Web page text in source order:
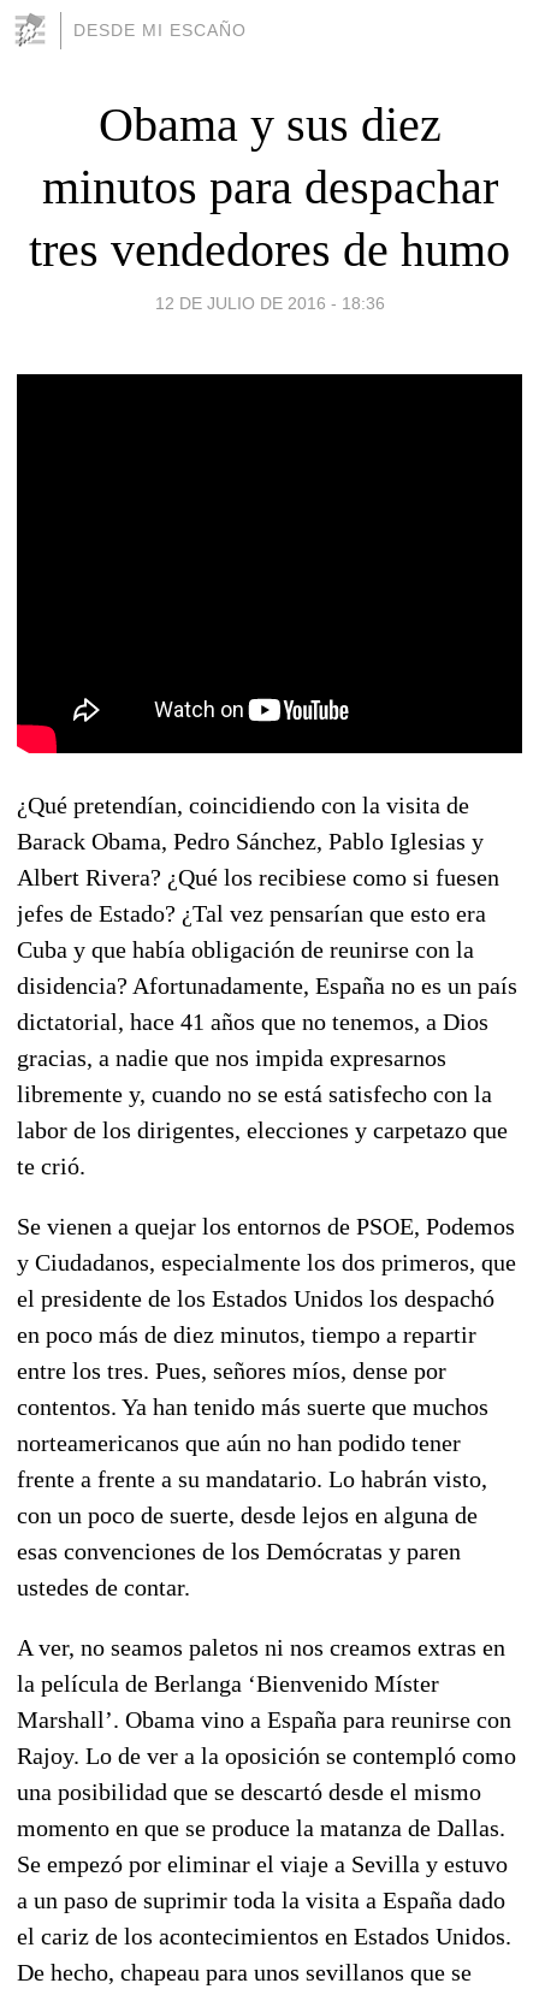
DESDE MI ESCAÑO
Obama y sus diez
minutos para despachar
tres vendedores de humo
12 DE JULIO DE 2016 - 18:36
¿Qué pretendían, coincidiendo con la visita de
Barack Obama, Pedro Sánchez, Pablo Iglesias y
Albert Rivera? ¿Qué los recibiese como si fuesen
jefes de Estado? ¿Tal vez pensarían que esto era
Cuba y que había obligación de reunirse con la
disidencia? Afortunadamente, España no es un país
dictatorial, hace 41 años que no tenemos, a Dios
gracias, a nadie que nos impida expresarnos
libremente y, cuando no se está satisfecho con la
labor de los dirigentes, elecciones y carpetazo que
te crió.
Se vienen a quejar los entornos de PSOE, Podemos
y Ciudadanos, especialmente los dos primeros, que
el presidente de los Estados Unidos los despachó
en poco más de diez minutos, tiempo a repartir
entre los tres. Pues, señores míos, dense por
contentos. Ya han tenido más suerte que muchos
norteamericanos que aún no han podido tener
frente a frente a su mandatario. Lo habrán visto,
con un poco de suerte, desde lejos en alguna de
esas convenciones de los Demócratas y paren
ustedes de contar.
A ver, no seamos paletos ni nos creamos extras en
la película de Berlanga ‘Bienvenido Míster
Marshall’. Obama vino a España para reunirse con
Rajoy. Lo de ver a la oposición se contempló como
una posibilidad que se descartó desde el mismo
momento en que se produce la matanza de Dallas.
Se empezó por eliminar el viaje a Sevilla y estuvo
a un paso de suprimir toda la visita a España dado
el cariz de los acontecimientos en Estados Unidos.
De hecho, chapeau para unos sevillanos que se